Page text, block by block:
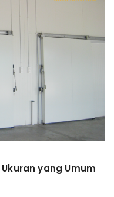
yang Umum